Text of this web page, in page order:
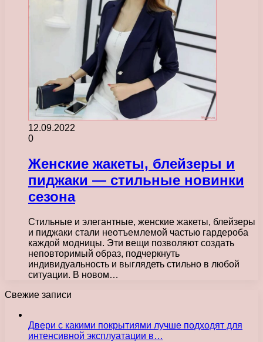
12.09.2022
0
Женские жакеты, блейзеры и
пиджаки — стильные новинки
сезона
Стильные и элегантные, женские жакеты, блейзеры
и пиджаки стали неотъемлемой частью гардероба
каждой модницы. Эти вещи позволяют создать
неповторимый образ, подчеркнуть
индивидуальность и выглядеть стильно в любой
ситуации. В новом…
Свежие записи
Двери с какими покрытиями лучше подходят для
интенсивной эксплуатации в…